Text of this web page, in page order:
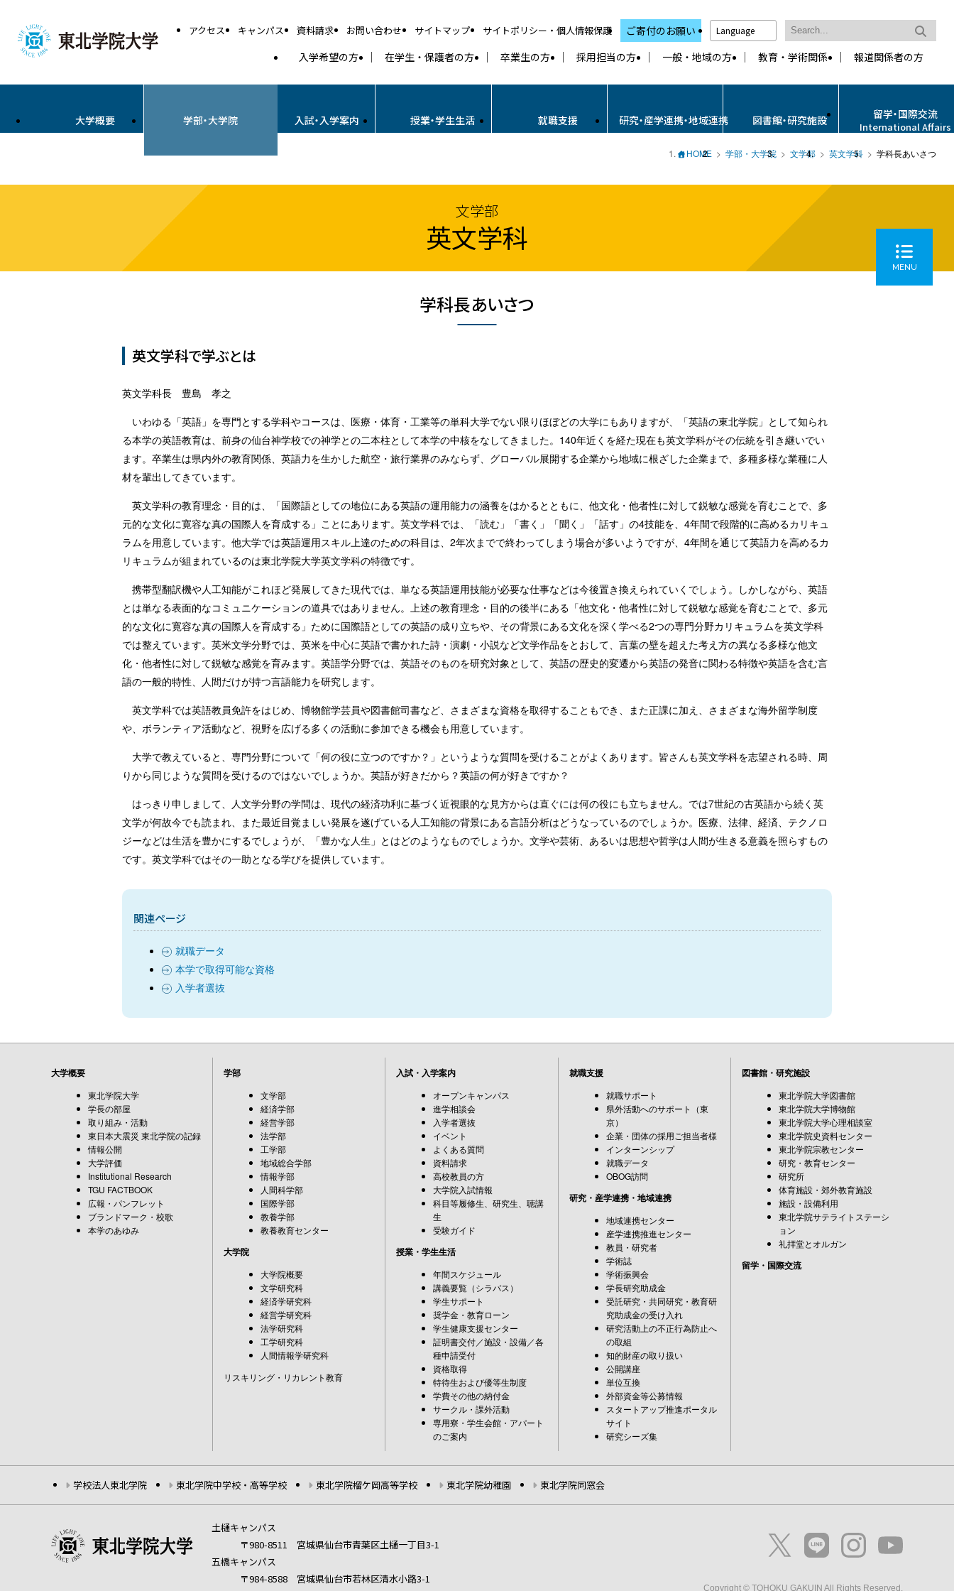
アクセス キャンパス 資料請求 お問い合わせ サイトマップ サイトポリシー・個人情報保護 ご寄付のお願い Language
入学希望の方 在学生・保護者の方 卒業生の方 採用担当の方 一般・地域の方 教育・学術関係 報道関係者の方
大学概要 学部・大学院 入試・入学案内 授業・学生生活 就職支援 研究・産学連携・地域連携 図書館・研究施設 留学・国際交流
International Affairs
HOME 学部・大学院 文学部 英文学科 学科長あいさつ
文学部
英文学科
MENU
学科長あいさつ
英文学科で学ぶとは
英文学科長 豊島 孝之
いわゆる「英語」を専門とする学科やコースは、医療・体育・工業等の単科大学でない限りほぼどの大学にもありますが、「英語の東北学院」として知られ
る本学の英語教育は、前身の仙台神学校での神学との二本柱として本学の中核をなしてきました。140年近くを経た現在も英文学科がその伝統を引き継いでい
ます。卒業生は県内外の教育関係、英語力を生かした航空・旅行業界のみならず、グローバル展開する企業から地域に根ざした企業まで、多種多様な業種に人
材を輩出してきています。
英文学科の教育理念・目的は、「国際語としての地位にある英語の運用能力の涵養をはかるとともに、他文化・他者性に対して鋭敏な感覚を育むことで、多
元的な文化に寛容な真の国際人を育成する」ことにあります。英文学科では、「読む」「書く」「聞く」「話す」の4技能を、4年間で段階的に高めるカリキュ
ラムを用意しています。他大学では英語運用スキル上達のための科目は、2年次までで終わってしまう場合が多いようですが、4年間を通じて英語力を高めるカ
リキュラムが組まれているのは東北学院大学英文学科の特徴です。
携帯型翻訳機や人工知能がこれほど発展してきた現代では、単なる英語運用技能が必要な仕事などは今後置き換えられていくでしょう。しかしながら、英語
とは単なる表面的なコミュニケーションの道具ではありません。上述の教育理念・目的の後半にある「他文化・他者性に対して鋭敏な感覚を育むことで、多元
的な文化に寛容な真の国際人を育成する」ために国際語としての英語の成り立ちや、その背景にある文化を深く学べる2つの専門分野カリキュラムを英文学科
では整えています。英米文学分野では、英米を中心に英語で書かれた詩・演劇・小説など文学作品をとおして、言葉の壁を超えた考え方の異なる多様な他文
化・他者性に対して鋭敏な感覚を育みます。英語学分野では、英語そのものを研究対象として、英語の歴史的変遷から英語の発音に関わる特徴や英語を含む言
語の一般的特性、人間だけが持つ言語能力を研究します。
英文学科では英語教員免許をはじめ、博物館学芸員や図書館司書など、さまざまな資格を取得することもでき、また正課に加え、さまざまな海外留学制度
や、ボランティア活動など、視野を広げる多くの活動に参加できる機会も用意しています。
大学で教えていると、専門分野について「何の役に立つのですか？」というような質問を受けることがよくあります。皆さんも英文学科を志望される時、周
りから同じような質問を受けるのではないでしょうか。英語が好きだから？英語の何が好きですか？
はっきり申しまして、人文学分野の学問は、現代の経済功利に基づく近視眼的な見方からは直ぐには何の役にも立ちません。では7世紀の古英語から続く英
文学が何故今でも読まれ、また最近目覚ましい発展を遂げている人工知能の背景にある言語分析はどうなっているのでしょうか。医療、法律、経済、テクノロ
ジーなどは生活を豊かにするでしょうが、「豊かな人生」とはどのようなものでしょうか。文学や芸術、あるいは思想や哲学は人間が生きる意義を照らすもの
です。英文学科ではその一助となる学びを提供しています。
関連ページ
就職データ
本学で取得可能な資格
入学者選抜
大学概要
東北学院大学
学長の部屋
取り組み・活動
東日本大震災 東北学院の記録
情報公開
大学評価
Institutional Research
TGU FACTBOOK
広報・パンフレット
ブランドマーク・校歌
本学のあゆみ
学部
文学部
経済学部
経営学部
法学部
工学部
地域総合学部
情報学部
人間科学部
国際学部
教養学部
教養教育センター
大学院
大学院概要
文学研究科
経済学研究科
経営学研究科
法学研究科
工学研究科
人間情報学研究科
リスキリング・リカレント教育
入試・入学案内
オープンキャンパス
進学相談会
入学者選抜
イベント
よくある質問
資料請求
高校教員の方
大学院入試情報
科目等履修生、研究生、聴講
生
受験ガイド
授業・学生生活
年間スケジュール
講義要覧（シラバス）
学生サポート
奨学金・教育ローン
学生健康支援センター
証明書交付／施設・設備／各
種申請受付
資格取得
特待生および優等生制度
学費その他の納付金
サークル・課外活動
専用寮・学生会館・アパート
のご案内
就職支援
就職サポート
県外活動へのサポート（東
京）
企業・団体の採用ご担当者様
インターンシップ
就職データ
OBOG訪問
研究・産学連携・地域連携
地域連携センター
産学連携推進センター
教員・研究者
学術誌
学術振興会
学長研究助成金
受託研究・共同研究・教育研
究助成金の受け入れ
研究活動上の不正行為防止へ
の取組
知的財産の取り扱い
公開講座
単位互換
外部資金等公募情報
スタートアップ推進ポータル
サイト
研究シーズ集
図書館・研究施設
東北学院大学図書館
東北学院大学博物館
東北学院大学心理相談室
東北学院史資料センター
東北学院宗教センター
研究・教育センター
研究所
体育施設・郊外教育施設
施設・設備利用
東北学院サテライトステーシ
ョン
礼拝堂とオルガン
留学・国際交流
学校法人東北学院 東北学院中学校・高等学校 東北学院榴ケ岡高等学校 東北学院幼稚園 東北学院同窓会
土樋キャンパス
〒980-8511 宮城県仙台市青葉区土樋一丁目3-1
五橋キャンパス
〒984-8588 宮城県仙台市若林区清水小路3-1
Copyright © TOHOKU GAKUIN All Rights Reserved.